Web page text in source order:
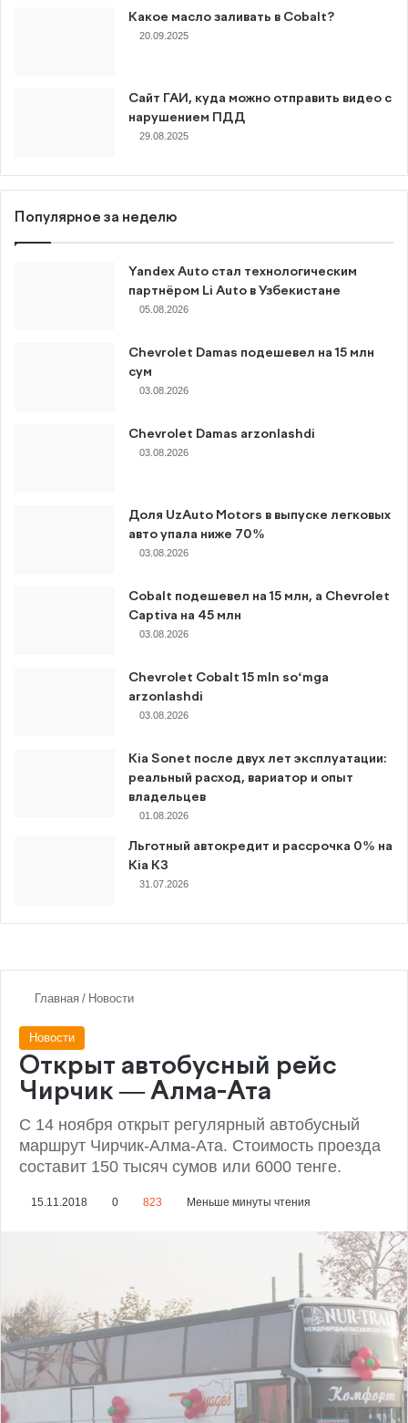
Какое масло заливать в Cobalt?
20.09.2025
Сайт ГАИ, куда можно отправить видео с
нарушением ПДД
29.08.2025
Популярное за неделю
Yandex Auto стал технологическим
партнёром Li Auto в Узбекистане
05.08.2026
Chevrolet Damas подешевел на 15 млн
сум
03.08.2026
Chevrolet Damas arzonlashdi
03.08.2026
Доля UzAuto Motors в выпуске легковых
авто упала ниже 70%
03.08.2026
Cobalt подешевел на 15 млн, а Chevrolet
Captiva на 45 млн
03.08.2026
Chevrolet Cobalt 15 mln so‘mga
arzonlashdi
03.08.2026
Kia Sonet после двух лет эксплуатации:
реальный расход, вариатор и опыт
владельцев
01.08.2026
Льготный автокредит и рассрочка 0% на
Kia K3
31.07.2026